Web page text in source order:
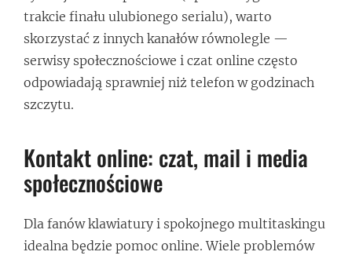
trakcie finału ulubionego serialu), warto
skorzystać z innych kanałów równolegle —
serwisy społecznościowe i czat online często
odpowiadają sprawniej niż telefon w godzinach
szczytu.
Kontakt online: czat, mail i media
społecznościowe
Dla fanów klawiatury i spokojnego multitaskingu
idealna będzie pomoc online. Wiele problemów